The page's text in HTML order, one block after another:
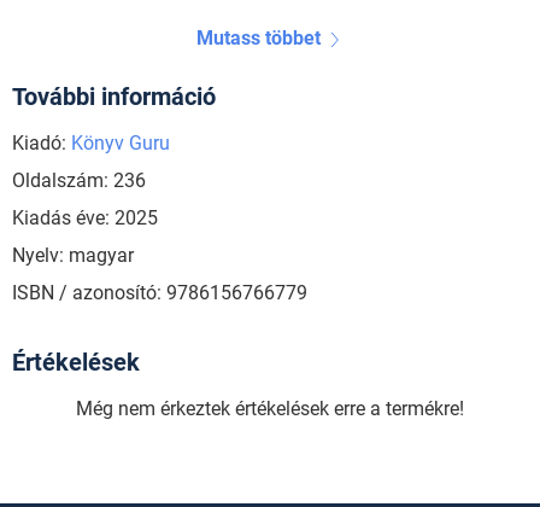
Mutass többet
További információ
Kiadó: Könyv Guru
Oldalszám: 236
Kiadás éve: 2025
Nyelv: magyar
ISBN / azonosító: 9786156766779
Értékelések
Még nem érkeztek értékelések erre a termékre!